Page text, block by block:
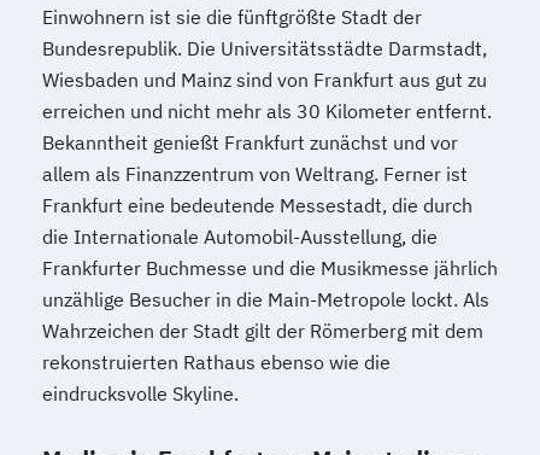
Einwohnern ist sie die fünftgrößte Stadt der
Bundesrepublik. Die Universitätsstädte Darmstadt,
Wiesbaden und Mainz sind von Frankfurt aus gut zu
erreichen und nicht mehr als 30 Kilometer entfernt.
Bekanntheit genießt Frankfurt zunächst und vor
allem als Finanzzentrum von Weltrang. Ferner ist
Frankfurt eine bedeutende Messestadt, die durch
die Internationale Automobil-Ausstellung, die
Frankfurter Buchmesse und die Musikmesse jährlich
unzählige Besucher in die Main-Metropole lockt. Als
Wahrzeichen der Stadt gilt der Römerberg mit dem
rekonstruierten Rathaus ebenso wie die
eindrucksvolle Skyline.